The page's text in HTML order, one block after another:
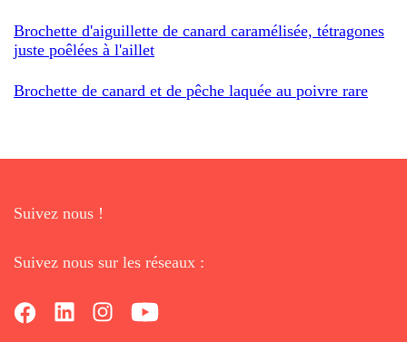
Brochette d'aiguillette de canard caramélisée, tétragones
juste poêlées à l'aillet
Brochette de canard et de pêche laquée au poivre rare
Suivez nous !
Suivez nous sur les réseaux :